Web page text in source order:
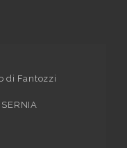
di Fantozzi